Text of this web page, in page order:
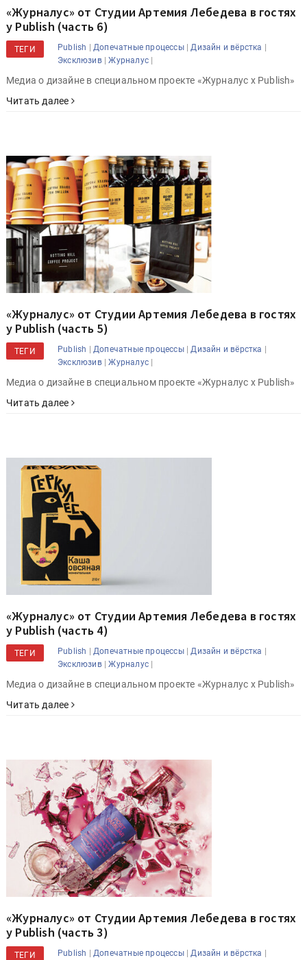
«Журналус» от Студии Артемия Лебедева в гостях
у Publish (часть 6)
ТЕГИ Publish | Допечатные процессы| Дизайн и вёрстка |
Эксклюзив|Журналус |
Медиа о дизайне в специальном проекте «Журналус x Publish»
Читать далее
«Журналус» от Студии Артемия Лебедева в гостях
у Publish (часть 5)
ТЕГИ Publish | Допечатные процессы| Дизайн и вёрстка |
Эксклюзив|Журналус |
Медиа о дизайне в специальном проекте «Журналус x Publish»
Читать далее
«Журналус» от Студии Артемия Лебедева в гостях
у Publish (часть 4)
ТЕГИ Publish |Допечатные процессы|Дизайн и вёрстка |
Эксклюзив|Журналус |
Медиа о дизайне в специальном проекте «Журналус x Publish»
Читать далее
«Журналус» от Студии Артемия Лебедева в гостях
у Publish (часть 3)
ТЕГИ Publish | Допечатные процессы| Дизайн и вёрстка |